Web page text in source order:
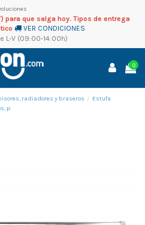
para que salga hoy. Tipos de entrega
VER CONDICIONES
L-V (09:00-14:00h)
0
radiadores y braseros
Estufa
p